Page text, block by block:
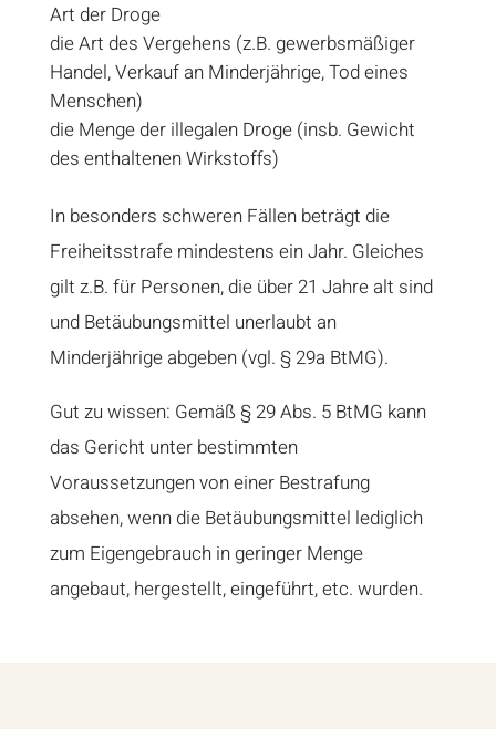
Art der Droge
die Art des Vergehens (z.B. gewerbsmäßiger
Handel, Verkauf an Minderjährige, Tod eines
Menschen)
die Menge der illegalen Droge (insb. Gewicht
des enthaltenen Wirkstoffs)
In besonders schweren Fällen beträgt die
Freiheitsstrafe mindestens ein Jahr. Gleiches
gilt z.B. für Personen, die über 21 Jahre alt sind
und Betäubungsmittel unerlaubt an
Minderjährige abgeben (vgl. § 29a BtMG).
Gut zu wissen: Gemäß § 29 Abs. 5 BtMG kann
das Gericht unter bestimmten
Voraussetzungen von einer Bestrafung
absehen, wenn die Betäubungsmittel lediglich
zum Eigengebrauch in geringer Menge
angebaut, hergestellt, eingeführt, etc. wurden.